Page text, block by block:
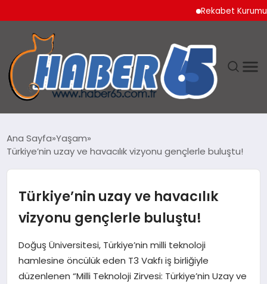
Rekabet Kurumu
YAŞAM
TEKNOLOJI
Ana Sayfa Yaşam
Türkiye’nin uzay ve havacılık vizyonu gençlerle buluştu!
Türkiye’nin uzay ve havacılık
vizyonu gençlerle buluştu!
Doğuş Üniversitesi, Türkiye’nin milli teknoloji
hamlesine öncülük eden T3 Vakfı iş birliğiyle
düzenlenen “Milli Teknoloji Zirvesi: Türkiye’nin Uzay ve